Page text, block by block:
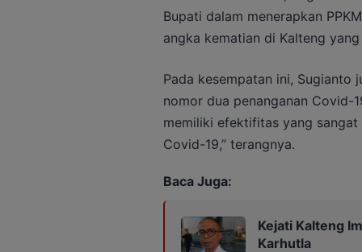
Bupati dalam menerapkan
angka kematian di Kalteng
Pada kesempatan ini, Sugianto
nomor dua penanganan Covid-
memiliki efektifitas yang
Covid-19,” terangnya.
Baca Juga:
Kejati Kalteng
Karhutla